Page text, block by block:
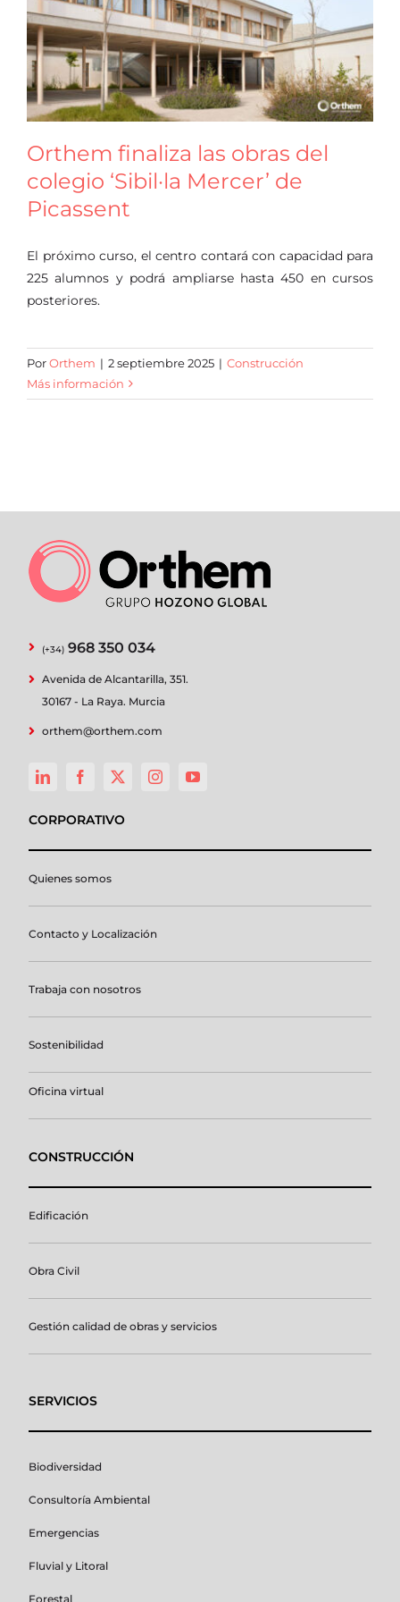
Oficina virtual
Orthem finaliza las obras del
colegio ‘Sibil·la Mercer’ de
Picassent
El próximo curso, el centro contará con capacidad para
225 alumnos y podrá ampliarse hasta 450 en cursos
posteriores.
PorOrthem | 2 septiembre 2025 | Construcción
Más información
(+34) 968 350 034
Avenida de Alcantarilla, 351.
30167 - La Raya. Murcia
orthem@orthem.com
CORPORATIVO
Quienes somos
Contacto y Localización
Trabaja con nosotros
Sostenibilidad
Oficina virtual
CONSTRUCCIÓN
Edificación
Obra Civil
Gestión calidad de obras y servicios
SERVICIOS
Biodiversidad
Consultoría Ambiental
Emergencias
Fluvial y Litoral
Forestal